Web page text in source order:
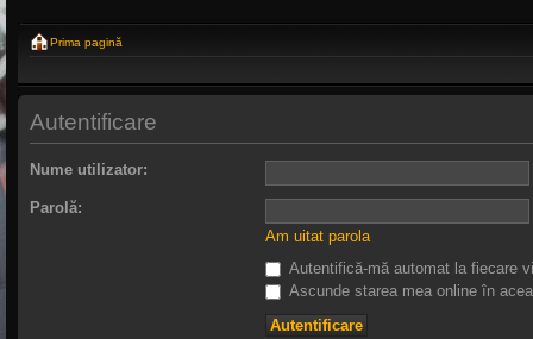
Prima pagină
Autentificare
Nume utilizator:
Parolă:
Am uitat parola
Autentifică-mă automat la fiecare
Ascunde starea mea online în